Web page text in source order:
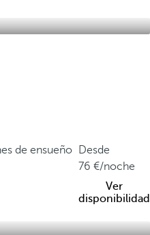
de ensueño
Desde
76
/noche
Ver
disponibilidad